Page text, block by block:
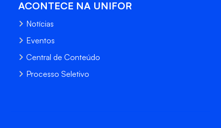
ACONTECE NA UNIFOR
Notícias
Eventos
Central de Conteúdo
Processo Seletivo